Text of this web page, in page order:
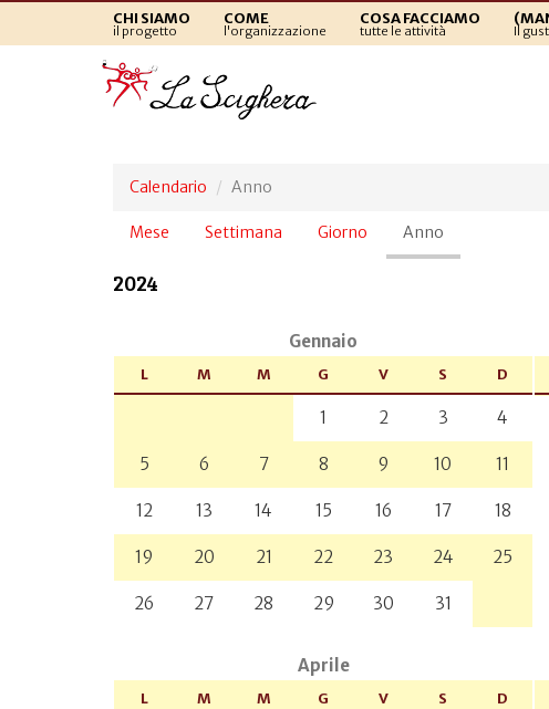
CHI SIAMO
il progetto
COME
l'organizzazione
COSA FACCIAMO
tutte le attività Il
Calendario Anno
Schede
Mese Settimana Giorno Anno
attiva)
2024
Gennaio
L M M G V S D
1 2 3 4
5 6 7 8 9 10 11
12 13 14 15 16 17 18
19 20 21 22 23 24 25
26 27 28 29 30 31
Aprile
L M M G V S D